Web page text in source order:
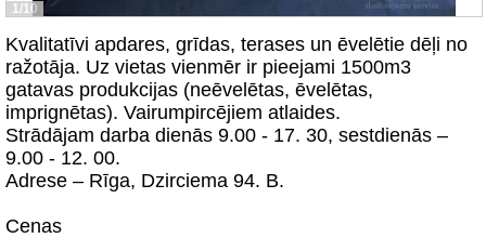
1/10
Kvalitatīvi apdares, grīdas, terases un ēvelētie dēļi no
ražotāja. Uz vietas vienmēr ir pieejami 1500m3
gatavas produkcijas (neēvelētas, ēvelētas,
imprignētas). Vairumpircējiem atlaides.
Strādājam darba dienās 9.00 - 17. 30, sestdienās –
9.00 - 12. 00.
Adrese – Rīga, Dzirciema 94. B.
Cenas